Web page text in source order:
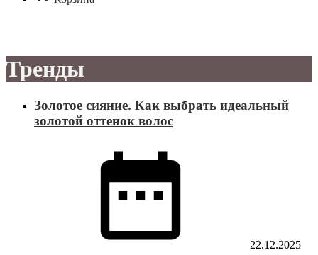
Тренды
Золотое сияние. Как выбрать идеальный
золотой оттенок волос
22.12.2025